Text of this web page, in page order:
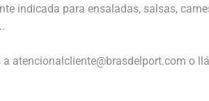
indicada para ensaladas, salsas,
a atencionalcliente@brasdelport.com o